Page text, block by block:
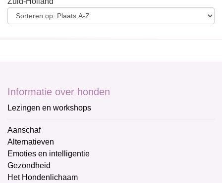
Informatie over honden
Lezingen en workshops
Aanschaf
Alternatieven
Emoties en intelligentie
Gezondheid
Het Hondenlichaam